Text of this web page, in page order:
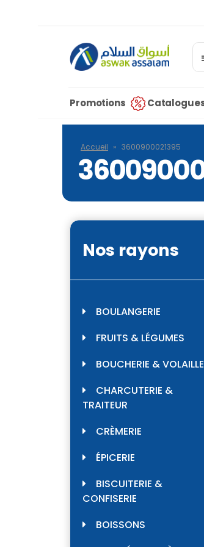
Promotions
Accueil » 3600900021395
Nos rayons
BOULANGERIE
FRUITS & LÉGUMES
BOUCHERIE & VOLAILLE
CHARCUTERIE &
TRAITEUR
CRÈMERIE
ÉPICERIE
BISCUITERIE &
CONFISERIE
BOISSONS